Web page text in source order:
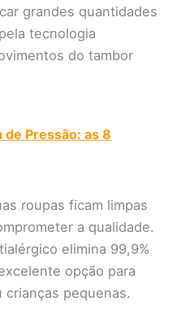
grandes quantidades
tecnologia
do tambor
de Pressão: as 8
roupas ficam limpas
a qualidade.
elimina 99,9%
opção para
pequenas.